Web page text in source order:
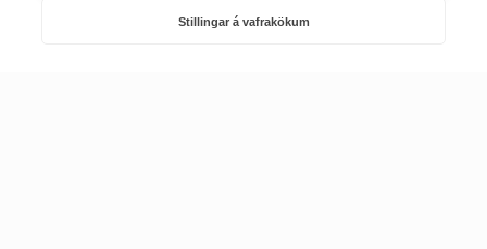
Stillingar á vafrakökum
Veiðimál, friðlýst svæði, landvarsla og náttúruvernd